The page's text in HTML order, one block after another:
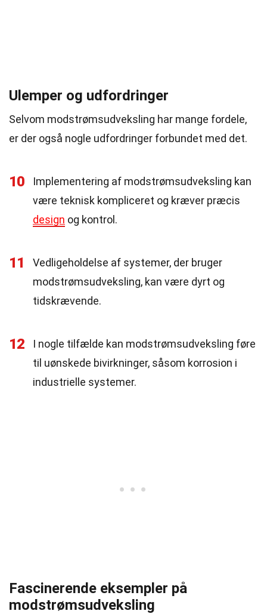
Ulemper og udfordringer
Selvom modstrømsudveksling har mange fordele,
er der også nogle udfordringer forbundet med det.
10
Implementering af modstrømsudveksling kan
være teknisk kompliceret og kræver præcis
design og kontrol.
11
Vedligeholdelse af systemer, der bruger
modstrømsudveksling, kan være dyrt og
tidskrævende.
12
I nogle tilfælde kan modstrømsudveksling føre
til uønskede bivirkninger, såsom korrosion i
industrielle systemer.
Fascinerende eksempler på
modstrømsudveksling